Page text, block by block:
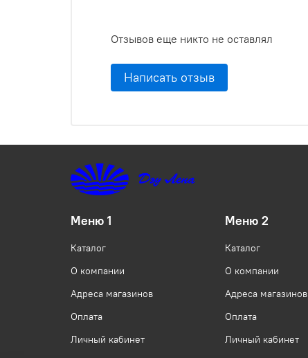
Отзывов еще никто не оставлял
Написать отзыв
Меню 1
Каталог
О компании
Адреса магазинов
Оплата
Личный кабинет
Меню 2
Каталог
О компании
Адреса магазинов
Оплата
Личный кабинет